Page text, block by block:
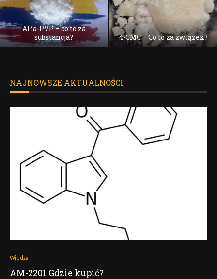
Alfa-PVP – co to za
substancja?
4-CMC – Co to za związek?
NAJNOWSZE AKTUALNOŚCI
Wiedza
AM-2201 Gdzie kupić?